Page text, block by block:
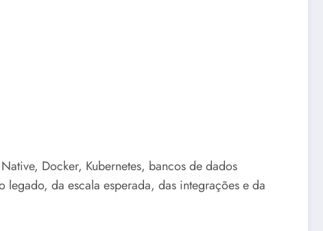
Docker, Kubernetes, bancos de dados
da escala esperada, das integrações e da